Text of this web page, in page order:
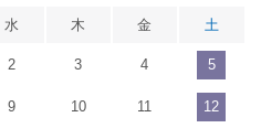
水 木 金 土
2 3 4 5
9 10 11 12